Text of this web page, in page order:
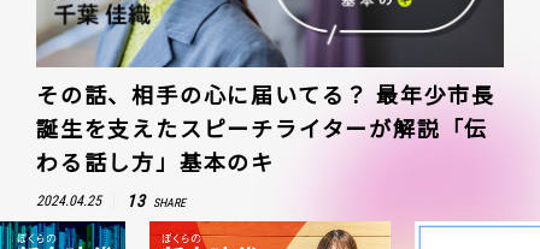
その話、相手の心に届いてる？ 最年少市長
誕生を支えたスピーチライターが解説「伝
わる話し方」基本のキ
2024.04.25 13 SHARE